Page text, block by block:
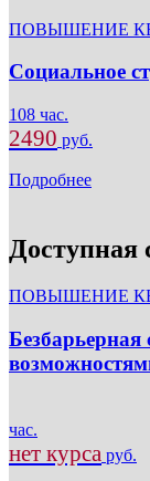
ПОВЫШЕНИЕ
Социальное
108 час.
2490 руб.
Подробнее
Доступная
ПОВЫШЕНИЕ
час.
нет курса руб.